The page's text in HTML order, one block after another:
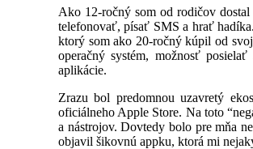
Ako 12-ročný som od rodičov
telefonovať, písať SMS a hrať
ktorý som ako 20-ročný kúpil od
operačný systém, možnosť
aplikácie.
Zrazu bol predomnou uzavretý
oficiálneho Apple Store. Na toto
a nástrojov. Dovtedy bolo pre mňa
objavil šikovnú appku, ktorá mi